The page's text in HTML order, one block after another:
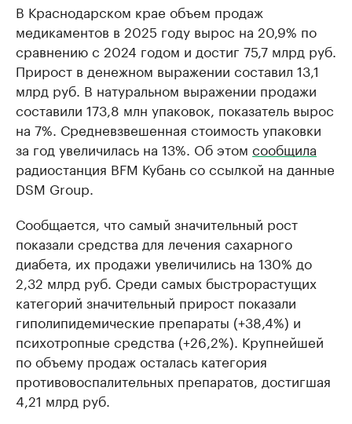
В Краснодарском крае объем продаж
медикаментов в 2025 году вырос на 20,9% по
сравнению с 2024 годом и достиг 75,7 млрд руб.
Прирост в денежном выражении составил 13,1
млрд руб. В натуральном выражении продажи
составили 173,8 млн упаковок, показатель вырос
на 7%. Средневзвешенная стоимость упаковки
за год увеличилась на 13%. Об этом сообщила
радиостанция BFM Кубань со ссылкой на данные
DSM Group.
Сообщается, что самый значительный рост
показали средства для лечения сахарного
диабета, их продажи увеличились на 130% до
2,32 млрд руб. Среди самых быстрорастущих
категорий значительный прирост показали
гиполипидемические препараты (+38,4%) и
психотропные средства (+26,2%). Крупнейшей
по объему продаж осталась категория
противовоспалительных препаратов, достигшая
4,21 млрд руб.